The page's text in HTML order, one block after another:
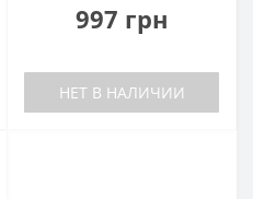
997 грн
НЕТ В НАЛИЧИИ